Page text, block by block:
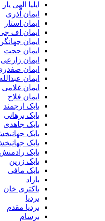
ایلیا الهی یار
ایمان آذری
ایمان استار
ایمان اف جی ۱۰
ایمان جهانگری
ایمان حجت
ایمان زارعی
ایمان صفدری
ایمان عبدالله خانی
ایمان غلامی
ایمان فلاح
بابک ارجمند
بابک برهانی
بابک جاهدی
بابک جهانبخش
بابک جهانبخش و
بابک رادمنش
بابک زرین
بابک مافی
باکتری خان
بردیا مقدم